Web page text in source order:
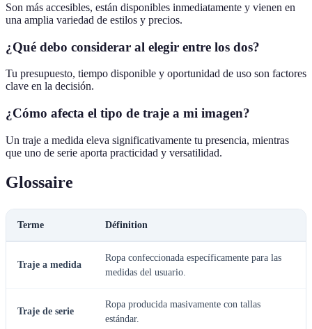
Son más accesibles, están disponibles inmediatamente y vienen en
una amplia variedad de estilos y precios.
¿Qué debo considerar al elegir entre los dos?
Tu presupuesto, tiempo disponible y oportunidad de uso son factores
clave en la decisión.
¿Cómo afecta el tipo de traje a mi imagen?
Un traje a medida eleva significativamente tu presencia, mientras
que uno de serie aporta practicidad y versatilidad.
Glossaire
Terme Définition
Traje a medida
Ropa confeccionada específicamente para las
medidas del usuario.
Traje de serie
Ropa producida masivamente con tallas
estándar.